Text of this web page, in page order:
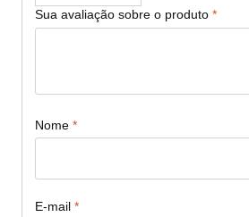
Sua avaliação sobre o produto *
Nome *
E-mail *